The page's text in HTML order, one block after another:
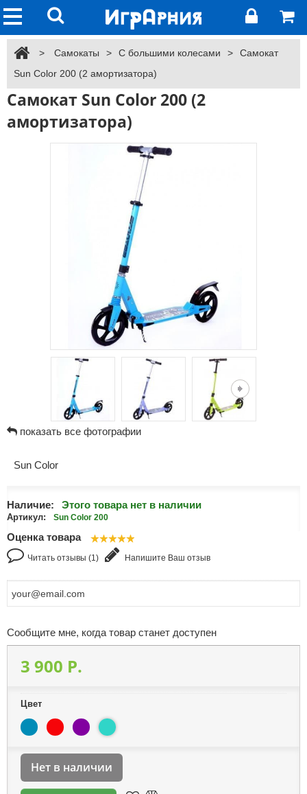
> Самокаты > С большими колесами >
Самокат
Sun Color 200 (2 амортизатора)
Самокат Sun Color 200 (2
амортизатора)
показать все фотографии
Sun Color
Наличие: Этого товара нет в наличии
Артикул: Sun Color 200
Оценка товара
Читать отзывы (1) Напишите Ваш отзыв
Сообщите мне, когда товар станет доступен
3 900 P.
Цвет
Нет в наличии